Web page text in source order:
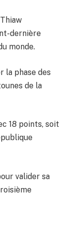
dernière
monde.
la phase des
de la
18 points, soit
valider sa